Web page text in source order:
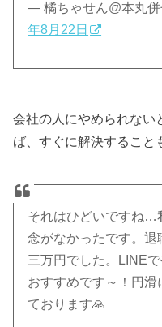
— 橘ちゃせん@本丸
年8月22日
会社の人にやめられない
ば、すぐに解決すること
それはひどいですね…
念がなかったです。
三万円でした。LINE
おすすめです～！円
ております🙏